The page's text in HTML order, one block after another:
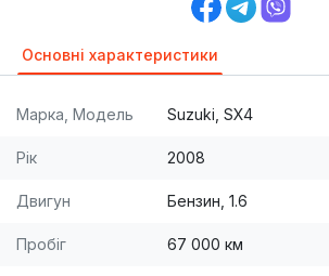
Основні характеристики
Марка, Модель Suzuki, SX4
Рік 2008
Двигун Бензин, 1.6
Пробіг 67 000 км